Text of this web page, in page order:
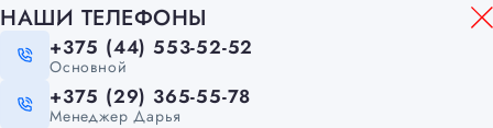
НАШИ ТЕЛЕФОНЫ
+375 (44) 553-52-52
Основной
+375 (29) 365-55-78
Менеджер Дарья